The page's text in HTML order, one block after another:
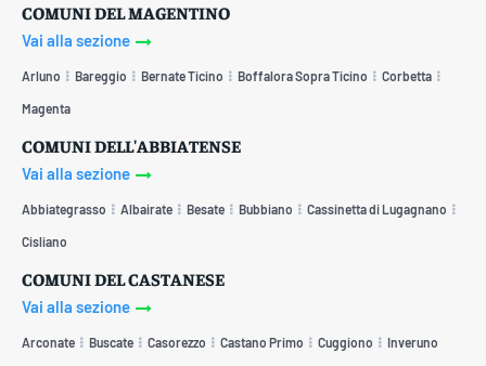
COMUNI DEL MAGENTINO
Vai alla sezione
Arluno Bareggio Bernate Ticino Boffalora Sopra Ticino Corbetta
Magenta
COMUNI DELL'ABBIATENSE
Vai alla sezione
Abbiategrasso Albairate Besate Bubbiano Cassinetta di Lugagnano
Cisliano
COMUNI DEL CASTANESE
Vai alla sezione
Arconate Buscate Casorezzo Castano Primo Cuggiono Inveruno